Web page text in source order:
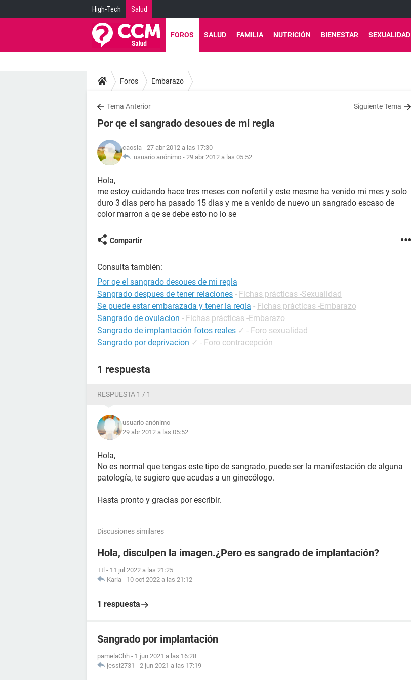
High-Tech Salud
FOROS SALUD FAMILIA NUTRICIÓN BIENESTAR SEXUALIDAD
Foros Embarazo
Tema Anterior Siguiente Tema
Por qe el sangrado desoues de mi regla
caosla - 27 abr 2012 a las 17:30
usuario anónimo - 29 abr 2012 a las 05:52
Hola,
me estoy cuidando hace tres meses con nofertil y este mesme ha venido mi mes y solo
duro 3 dias pero ha pasado 15 dias y me a venido de nuevo un sangrado escaso de
color marron a qe se debe esto no lo se
Compartir
Consulta también:
Por qe el sangrado desoues de mi regla
Sangrado despues de tener relaciones - Fichas prácticas -Sexualidad
Se puede estar embarazada y tener la regla - Fichas prácticas -Embarazo
Sangrado de ovulacion - Fichas prácticas -Embarazo
Sangrado de implantación fotos reales ✓ - Foro sexualidad
Sangrado por deprivacion ✓ - Foro contracepción
1 respuesta
RESPUESTA 1 / 1
usuario anónimo
29 abr 2012 a las 05:52
Hola,
No es normal que tengas este tipo de sangrado, puede ser la manifestación de alguna
patología, te sugiero que acudas a un ginecólogo.
Hasta pronto y gracias por escribir.
Discusiones similares
Hola, disculpen la imagen.¿Pero es sangrado de implantación?
Ttl - 11 jul 2022 a las 21:25
Karla - 10 oct 2022 a las 21:12
1 respuesta
Sangrado por implantación
pamelaChh - 1 jun 2021 a las 16:28
jessi2731 - 2 jun 2021 a las 17:19